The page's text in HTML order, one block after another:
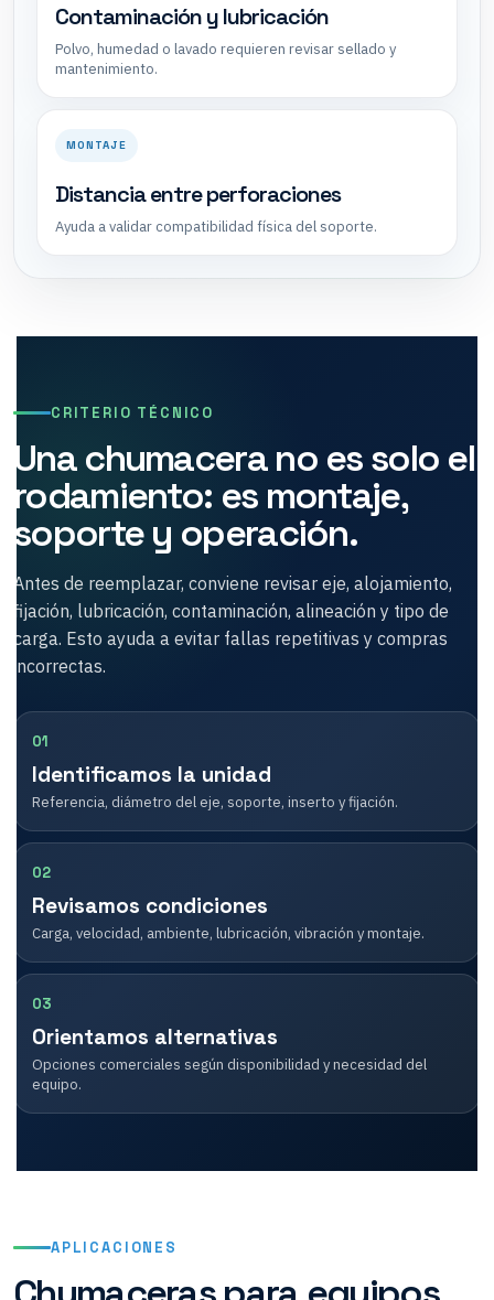
Contaminación y lubricación
Polvo, humedad o lavado requieren revisar sellado y
mantenimiento.
MONTAJE
Distancia entre perforaciones
Ayuda a validar compatibilidad física del soporte.
CRITERIO TÉCNICO
Una chumacera no es solo el
rodamiento: es montaje,
soporte y operación.
Antes de reemplazar, conviene revisar eje, alojamiento,
fijación, lubricación, contaminación, alineación y tipo de
carga. Esto ayuda a evitar fallas repetitivas y compras
incorrectas.
01
Identificamos la unidad
Referencia, diámetro del eje, soporte, inserto y fijación.
02
Revisamos condiciones
Carga, velocidad, ambiente, lubricación, vibración y montaje.
03
Orientamos alternativas
Opciones comerciales según disponibilidad y necesidad del
equipo.
APLICACIONES